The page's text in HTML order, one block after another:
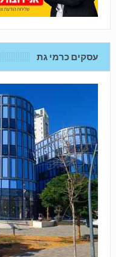
עסקים כרמי גת